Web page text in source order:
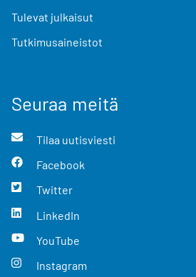
Tulevat julkaisut
Tutkimusaineistot
Seuraa meitä
Tilaa uutisviesti
Facebook
Twitter
LinkedIn
YouTube
Instagram